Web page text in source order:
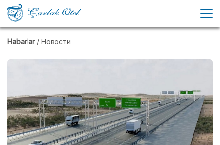
Habarlar / Новости